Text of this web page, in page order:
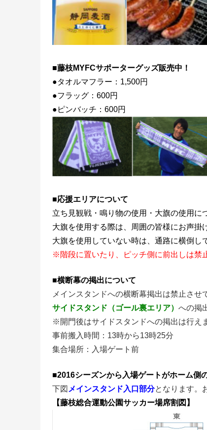
■藤枝MYFCサポーターグッズ販売中！
●タオルマフラー：1,500円
●フラッグ：600円
●ピンバッチ：600円
■応援エリアについて
立ち見観戦・鳴り物の使用・大旗の使用に
大旗を使用する際は、周囲の皆様にお声掛
大旗を使用していない時は、通路に横倒し
※階段に置いたり、ピッチ側に前出しは禁
■横断幕の掲出について
メインスタンドへの横断幕掲出は禁止させ
サイドスタンド（ゴール裏エリア） への掲
※開門後はサイドスタンドへの掲出は行え
事前搬入時間：13時から13時25分
集合場所：入場ゲート前
■2016シーズンから入場ゲートがホーム側
下図 メインスタンド入口部分となります。
【藤枝総合運動公園サッカー場席割図】